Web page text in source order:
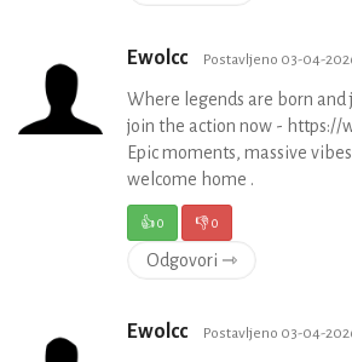
Ewolcc Postavljeno 03-04-
Where legends are born and
join the action now - https://
Epic moments, massive
welcome home .
👍0 👎0
Odgovori ⇾
Ewolcc Postavljeno 03-04-